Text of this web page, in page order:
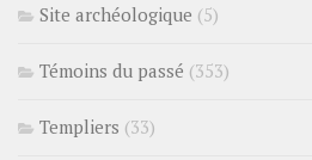
Site archéologique (5)
Témoins du passé (353)
Templiers (33)